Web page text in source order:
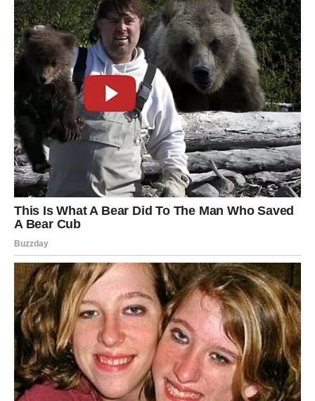
Da biste efikasno očistili odeću koja je pretrpela
oštećenja od lošeg ispiranja deterdženta, sledite sledeće
upute:
1. Pripremite rastvor:
Pomešajte:
1 šolju alkoholnog octa
1/4 šolje vode
Ova razblažena kombinacija je dovoljno snažna da otkloni
mrlje, a opet nežna prema većini tkanina.
2. Potopite odeću:
Zamrljane komade odeće potopite u pripremljenu
mešavinu.Obratite posebnu pažnjuda fleke budu u
potpunosti natopljene.
3. Utrljajte mešavinu: